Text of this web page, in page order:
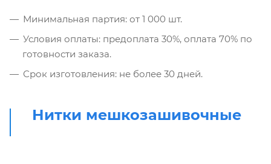
Минимальная партия: от 1 000 шт.
Условия оплаты: предоплата 30%, оплата 70% по
готовности заказа.
Срок изготовления: не более 30 дней.
Нитки мешкозашивочные